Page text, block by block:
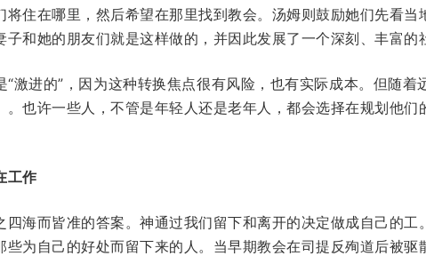
将住在哪里，然后希望在那里找到教会。汤姆则鼓励她们先看
子和她的朋友们就是这样做的，并因此发展了一个深刻、丰富的
“激进的”，因为这种转换焦点很有风险，也有实际成本。但随
。也许一些人，不管是年轻人还是老年人，都会选择在规划他
工作
四海而皆准的答案。神通过我们留下和离开的决定做成自己的
些为自己的好处而留下来的人。当早期教会在司提反殉道后被